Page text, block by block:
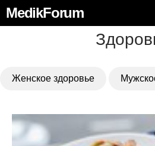
MedikForum
Женское здоровье